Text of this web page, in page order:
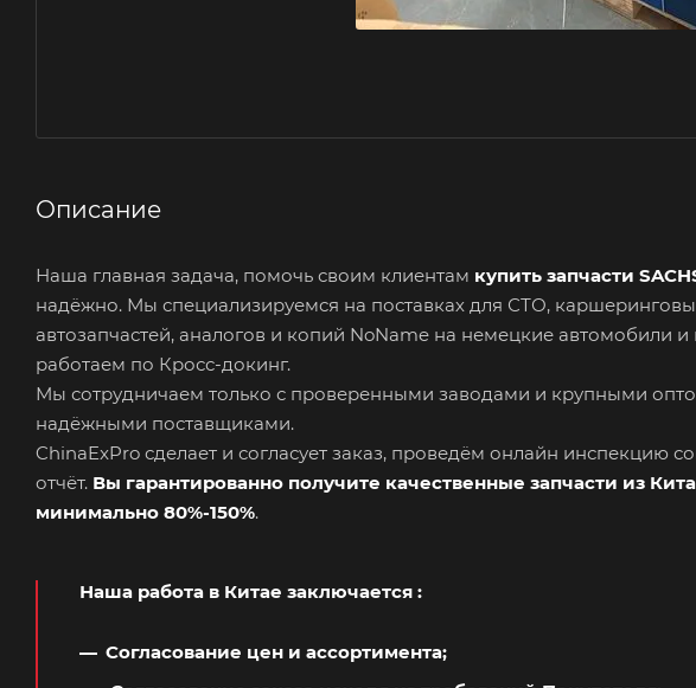
Описание
Наша главная задача, помочь своим клиентам купить запчасти
надёжно. Мы специализируемся на поставках для СТО,
автозапчастей, аналогов и копий NoName на немецкие автомобили
работаем по Кросс-докинг.
Мы сотрудничаем только с проверенными заводами и крупными
надёжными поставщиками.
ChinaExPro сделает и согласует заказ, проведём онлайн инспекцию
отчёт. Вы гарантированно получите качественные запчасти из
минимально 80%-150%.
Наша работа в Китае заключается :
Согласование цен и ассортимента;